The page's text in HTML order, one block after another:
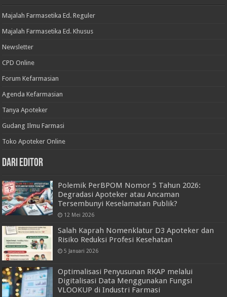
Majalah Farmasetika Ed. Reguler
Majalah Farmasetika Ed. Khusus
Newsletter
CPD Online
Forum Kefarmasian
Agenda Kefarmasian
Tanya Apoteker
Gudang Ilmu Farmasi
Toko Apoteker Online
Dari Editor
Polemik PerBPOM Nomor 5 Tahun 2026:
Degradasi Apoteker atau Ancaman
Tersembunyi Keselamatan Publik?
12 Mei 2026
Salah Kaprah Nomenklatur D3 Apoteker dan
Risiko Reduksi Profesi Kesehatan
5 Januari 2026
Optimalisasi Penyusunan RKAP melalui
Digitalisasi Data Menggunakan Fungsi
VLOOKUP di Industri Farmasi